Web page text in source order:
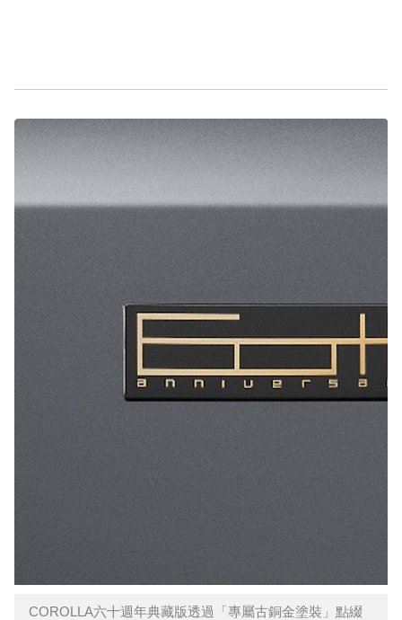
COROLLA六十週年典藏版透過「專屬古銅金塗裝」點綴